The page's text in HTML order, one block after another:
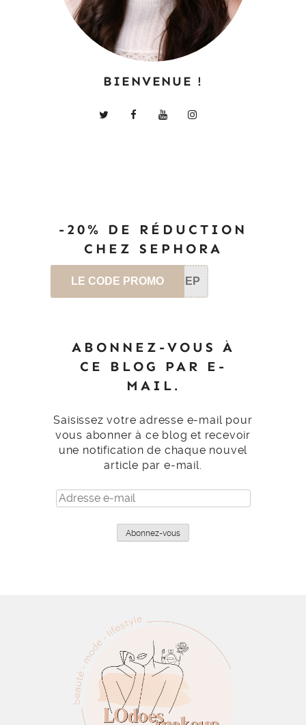
BIENVENUE !
-20% DE RÉDUCTION
CHEZ SEPHORA
LE CODE PROMO SEP
ABONNEZ-VOUS À
CE BLOG PAR E-
MAIL.
Saisissez votre adresse e-mail pour
vous abonner à ce blog et recevoir
une notification de chaque nouvel
article par e-mail.
Adresse
e-
Abonnez-vous